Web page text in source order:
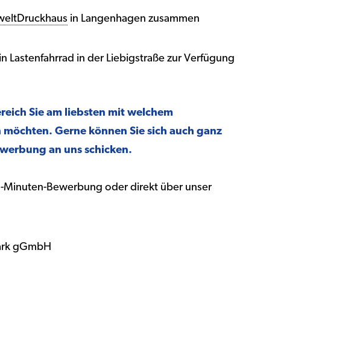
in Langenhagen zusammen
in der Liebigstraße zur Verfügung
Sie am liebsten mit welchem
Gerne können Sie sich auch ganz
an uns schicken.
Minuten-Bewerbung oder direkt über unser
gGmbH